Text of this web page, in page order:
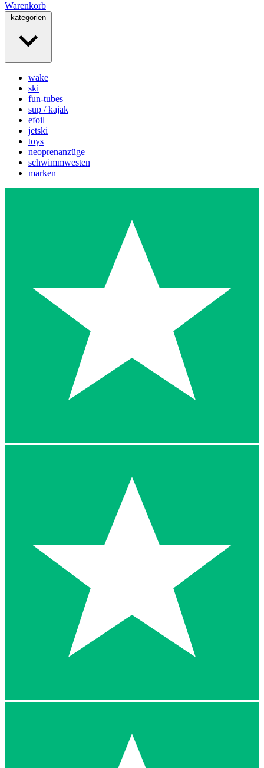
Warenkorb
kategorien
wake
ski
fun-tubes
sup / kajak
efoil
jetski
toys
neoprenanzüge
schwimmwesten
marken